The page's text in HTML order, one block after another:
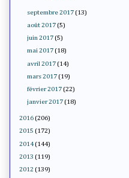
septembre 2017 (13)
août 2017 (5)
juin 2017 (5)
mai 2017 (18)
avril 2017 (14)
mars 2017 (19)
février 2017 (22)
janvier 2017 (18)
2016 (206)
2015 (172)
2014 (144)
2013 (119)
2012 (139)